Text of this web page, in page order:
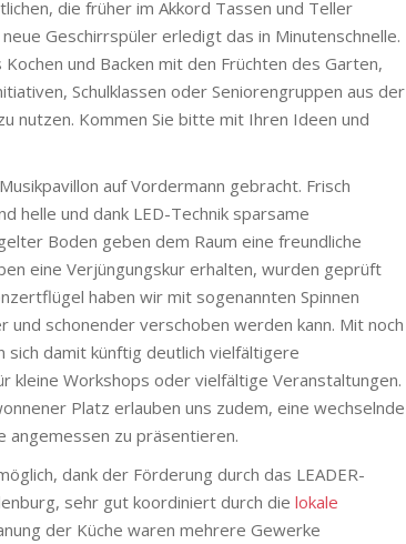
die früher im Akkord Tassen und Teller
Geschirrspüler erledigt das in Minutenschnelle.
und Backen mit den Früchten des Garten,
Schulklassen oder Seniorengruppen aus der
nutzen. Kommen Sie bitte mit Ihren Ideen und
auf Vordermann gebracht. Frisch
helle und dank LED-Technik sparsame
Boden geben dem Raum eine freundliche
eine Verjüngungskur erhalten, wurden geprüft
haben wir mit sogenannten Spinnen
schonender verschoben werden kann. Mit noch
sich damit künftig deutlich vielfältigere
kleine Workshops oder vielfältige Veranstaltungen.
Platz erlauben uns zudem, eine wechselnde
angemessen zu präsentieren.
dank der Förderung durch das LEADER-
sehr gut koordiniert durch die lokale
der Küche waren mehrere Gewerke